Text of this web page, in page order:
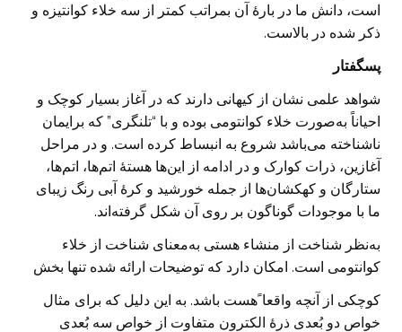
است، دانش ما در بارهٔ آن بمراتب کمتر از سه خلاء کوانتیزه و
ذکر شده در بالاست.
پسگفتار
شواهد علمی نشان از کیهانی دارند که در آغاز بسیار کوچک و
احیاناً به‌صورت خلاء کوانتومی بوده و با “تلنگری” که برایمان
ناشناخته می‌باشد شروع به انبساط کرده است. و در مراحل
آغازین، ذرات کوارک و در ادامه از این‌ها هستهٔ اتم‌ها، اتم‌ها،
ستارگان و کهکشان‌‌ها از جمله خورشید و کرهٔ آبی رنگ زیبای
ما با موجودات گوناگون بر روی آن شکل گرفته‌اند.
به‌نظر شناخت از منشاء هستی به‌معنای شناخت از خلاء
کوانتومی است. امکان دارد که توضیحات ارائه شده تنها بخش
کوچکی از آنچه واقعا ًهست باشد. به این دلیل که برای مثال
خواص دو بُعدی ذرهٔ الکترون متفاوت از خواص سه بُعدی